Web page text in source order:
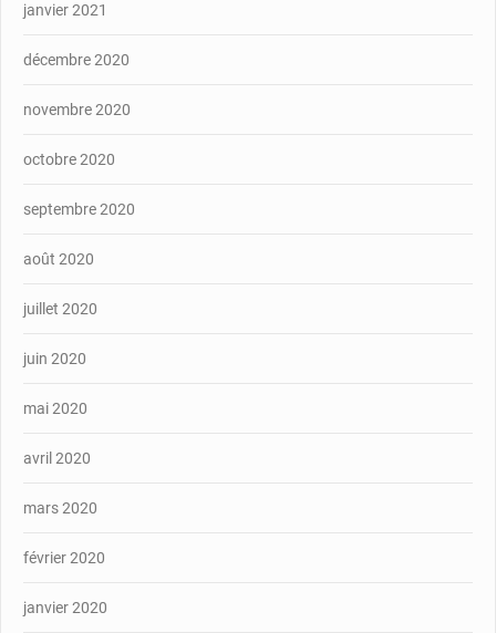
janvier 2021
décembre 2020
novembre 2020
octobre 2020
septembre 2020
août 2020
juillet 2020
juin 2020
mai 2020
avril 2020
mars 2020
février 2020
janvier 2020